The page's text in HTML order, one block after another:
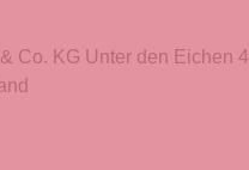
Co. KG Unter den Eichen 4